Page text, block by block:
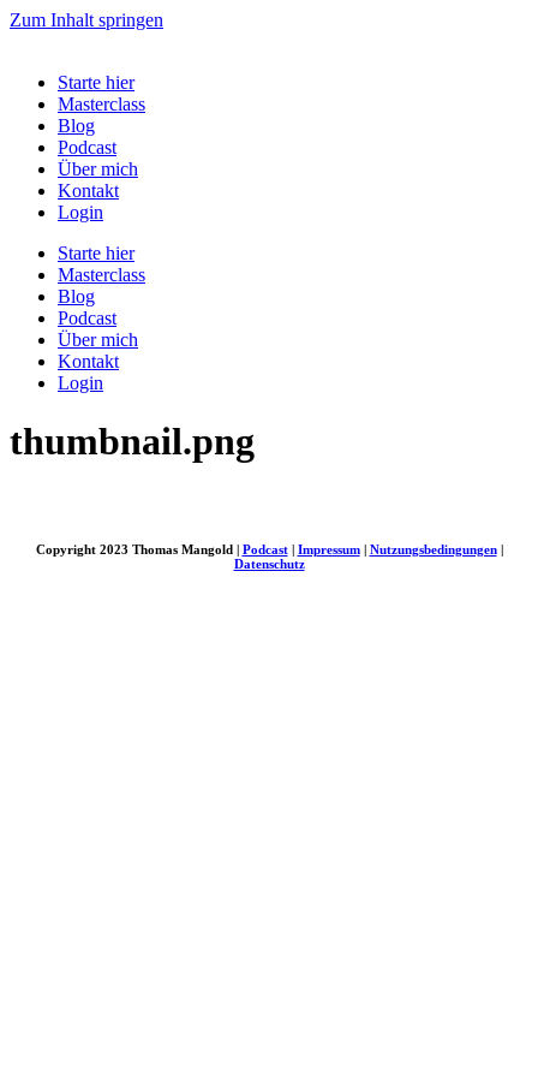
Zum Inhalt springen
Starte hier
Masterclass
Blog
Podcast
Über mich
Kontakt
Login
Starte hier
Masterclass
Blog
Podcast
Über mich
Kontakt
Login
thumbnail.png
Copyright 2023 Thomas Mangold | Podcast| Impressum| Nutzungsbedingungen|
Datenschutz